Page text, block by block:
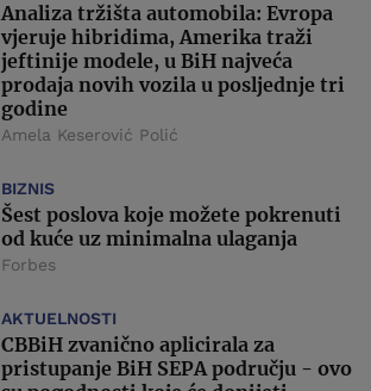
Analiza tržišta automobila: Evropa
vjeruje hibridima, Amerika traži
jeftinije modele, u BiH najveća
prodaja novih vozila u posljednje tri
godine
Amela Keserović Polić
BIZNIS
Šest poslova koje možete pokrenuti
od kuće uz minimalna ulaganja
Forbes
AKTUELNOSTI
CBBiH zvanično aplicirala za
pristupanje BiH SEPA području - ovo